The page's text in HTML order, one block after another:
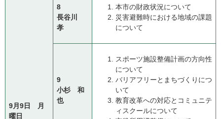
9月9日 月
曜日
8
長谷川
孝
本市の財政状況について
災害避難時における地域の課題
について
9
小杉 和
也
スポーツ施設整備計画の方向性
について
バリアフリーとまちづくりにつ
いて
教育改革への対応とコミュニテ
ィスクールについて